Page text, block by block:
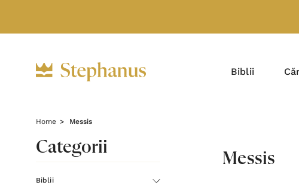
Biblii
Home Messis
Categorii
Biblii
Messis